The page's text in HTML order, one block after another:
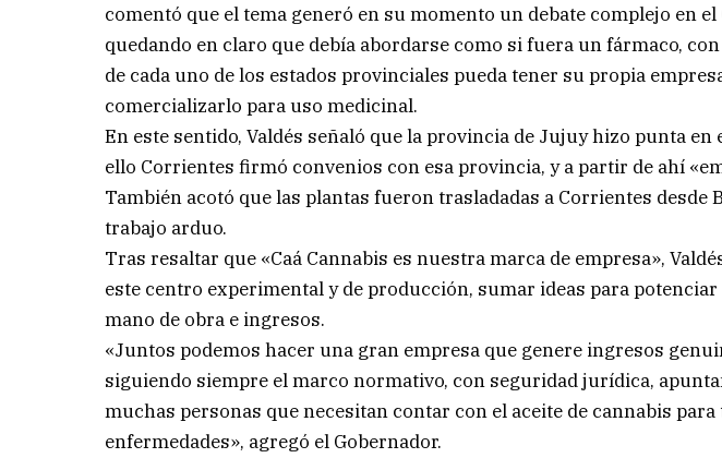
comentó que el tema generó en su momento un debate complejo en
quedando en claro que debía abordarse como si fuera un fármaco,
de cada uno de los estados provinciales pueda tener su propia
comercializarlo para uso medicinal.
En este sentido, Valdés señaló que la provincia de Jujuy hizo punta
ello Corrientes firmó convenios con esa provincia, y a partir de ahí
También acotó que las plantas fueron trasladadas a Corrientes desde
trabajo arduo.
Tras resaltar que «Caá Cannabis es nuestra marca de empresa»,
este centro experimental y de producción, sumar ideas para
mano de obra e ingresos.
«Juntos podemos hacer una gran empresa que genere ingresos
siguiendo siempre el marco normativo, con seguridad jurídica,
muchas personas que necesitan contar con el aceite de cannabis
enfermedades», agregó el Gobernador.